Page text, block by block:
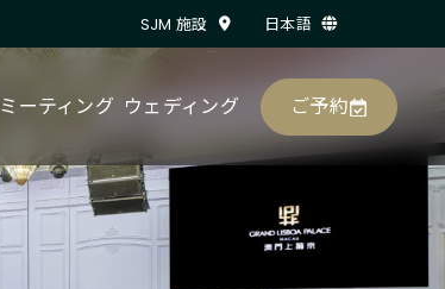
SJM 施設 日本語
ミーティング ウェディング ご予約